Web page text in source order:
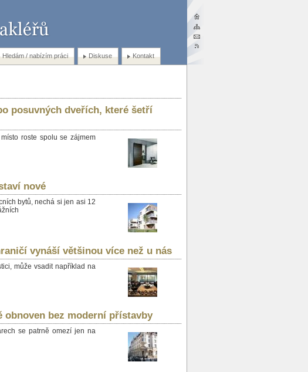
Hledám / nabízím práci Diskuse Kontakt
posuvných dveřích, které šetří
roste spolu se zájmem
nové
bytů, nechá si jen asi 12
vynáší většinou více než u nás
může vsadit například na
obnoven bez moderní přístavby
se patrně omezí jen na